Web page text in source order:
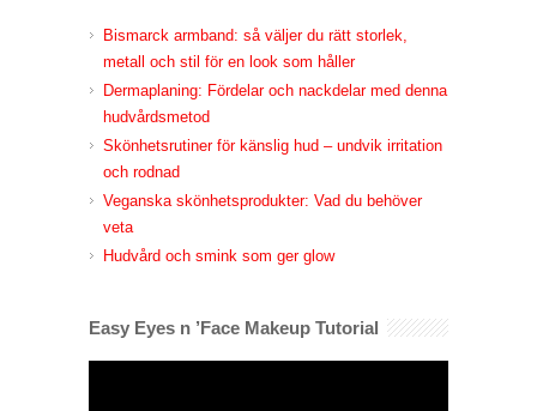
Bismarck armband: så väljer du rätt storlek,
metall och stil för en look som håller
Dermaplaning: Fördelar och nackdelar med denna
hudvårdsmetod
Skönhetsrutiner för känslig hud – undvik irritation
och rodnad
Veganska skönhetsprodukter: Vad du behöver
veta
Hudvård och smink som ger glow
Easy Eyes n ’Face Makeup Tutorial